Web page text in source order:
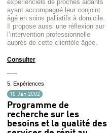
expérienciels de proches aidants
ayant accompagné leur conjoint
âgé en soins palliatifs à domicile.
Il propose aussi une réflexion sur
l’intervention professionnelle
auprès de cette clientèle âgée.
Consulter
5. Expériences
10 Jan 2002
Programme de
recherche sur les
besoins et la qualité des